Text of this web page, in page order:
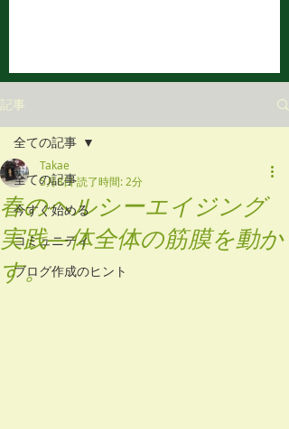
記事
全ての記事
今すぐ始める
コミュニティ
ブログ作成のヒント
全ての記事
春のヘルシーエイジング
実践―体全体の筋膜を動か
す。
Takae
5月8日読了時間: 2分